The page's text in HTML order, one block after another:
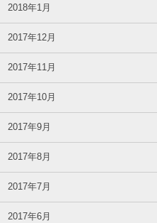
2018年1月
2017年12月
2017年11月
2017年10月
2017年9月
2017年8月
2017年7月
2017年6月